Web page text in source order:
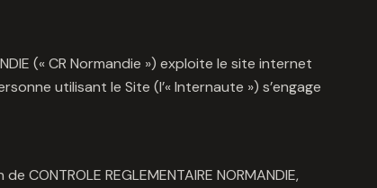
(« CR Normandie ») exploite le site internet
utilisant le Site (l’« Internaute ») s’engage
REGLEMENTAIRE NORMANDIE,